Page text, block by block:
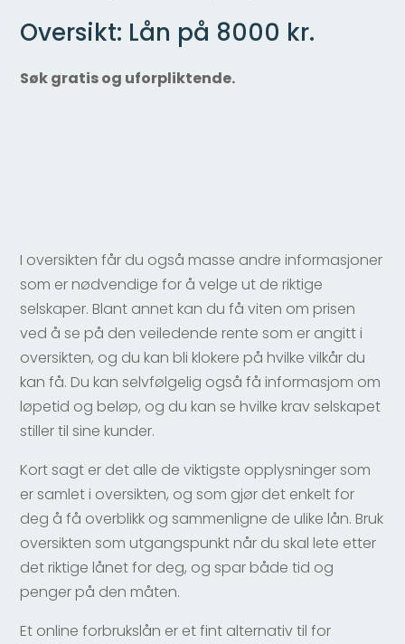
Oversikt: Lån på 8000 kr.
Søk gratis og uforpliktende.
I oversikten får du også masse andre informasjoner
som er nødvendige for å velge ut de riktige
selskaper. Blant annet kan du få viten om prisen
ved å se på den veiledende rente som er angitt i
oversikten, og du kan bli klokere på hvilke vilkår du
kan få. Du kan selvfølgelig også få informasjom om
løpetid og beløp, og du kan se hvilke krav selskapet
stiller til sine kunder.
Kort sagt er det alle de viktigste opplysninger som
er samlet i oversikten, og som gjør det enkelt for
deg å få overblikk og sammenligne de ulike lån. Bruk
oversikten som utgangspunkt når du skal lete etter
det riktige lånet for deg, og spar både tid og
penger på den måten.
Et online forbrukslån er et fint alternativ til for